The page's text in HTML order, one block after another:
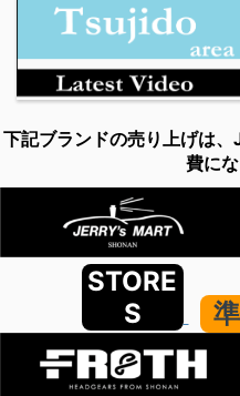
下記ブランドの売り上げは
費にな
STORE
S